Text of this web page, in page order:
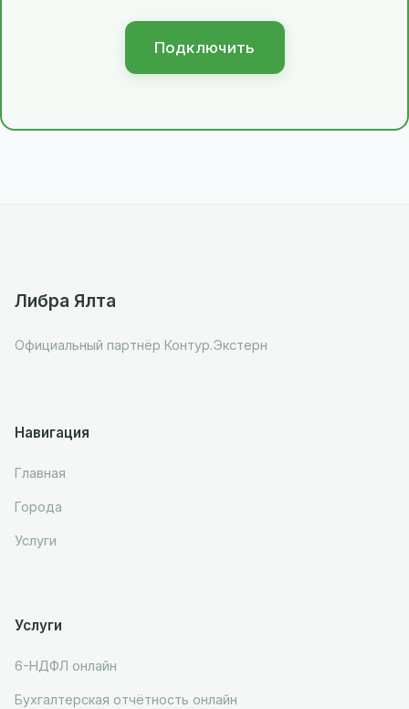
Подключить
Либра Ялта
Официальный партнёр Контур.Экстерн
Навигация
Главная
Города
Услуги
Услуги
6-НДФЛ онлайн
Бухгалтерская отчётность онлайн